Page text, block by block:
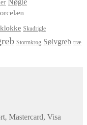
Skudrigle
Stormkrog Sølvgreb træ